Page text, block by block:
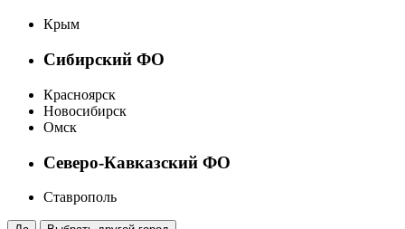
Крым
Сибирский ФО
Красноярск
Новосибирск
Омск
Северо-Кавказский ФО
Ставрополь